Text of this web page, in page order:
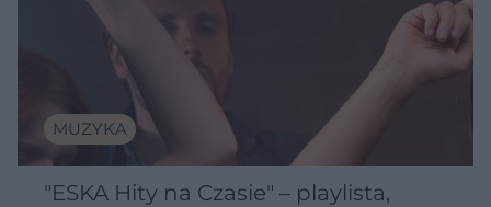
MUZYKA
"ESKA Hity na Czasie" – playlista,